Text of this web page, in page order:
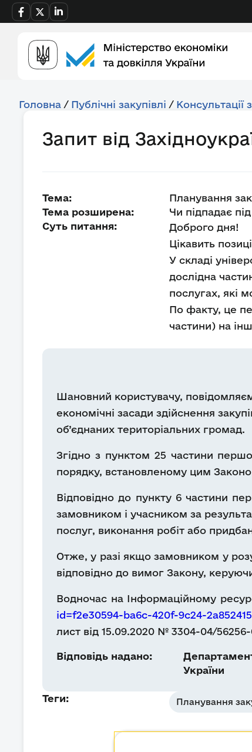
Головна / Публічні закупівлі / Консультації
Запит від
Тема:
Планування
Тема розширена:
Чи підпадає
Суть питання:
Доброго дня!
Цікавить
У складі
дослідна
послугах, які
По факту, це
частини) на
Шановний користувачу,
економічні засади здійснення
об’єднаних територіальних громад.
Згідно з пунктом 25 частини
порядку, встановленому цим
Відповідно до пункту 6 частини
замовником і учасником за
послуг, виконання робіт або
Отже, у разі якщо замовником у
відповідно до вимог Закону,
Водночас на Інформаційному
id=f2e30594-ba6c-420f-9c24-
лист від 15.09.2020 № 3304-04/
Відповідь надано:
України
Теги: Планування